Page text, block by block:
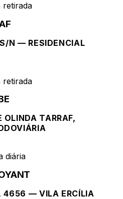
retirada
N — RESIDENCIAL
retirada
TARRAF,
diária
4656 — VILA ERCÍLIA